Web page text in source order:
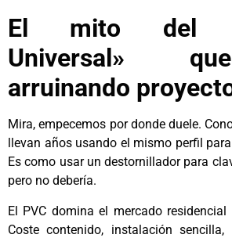
El mito del
Universal»
arruinando
Mira, empecemos por donde duele.
llevan años usando el mismo perfil
Es como usar un destornillador para
pero no debería.
El PVC domina el mercado
Coste contenido, instalación sencilla,